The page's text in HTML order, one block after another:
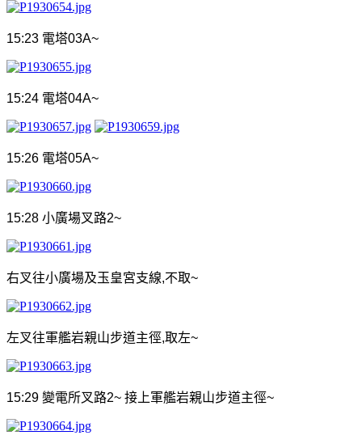
15:23 電塔03A~
15:24 電塔04A~
15:26 電塔05A~
15:28 小廣場叉路2~
右叉往小廣場及玉皇宮支線,不取~
左叉往軍艦岩親山步道主徑,取左~
15:29 變電所叉路2~ 接上軍艦岩親山步道主徑~